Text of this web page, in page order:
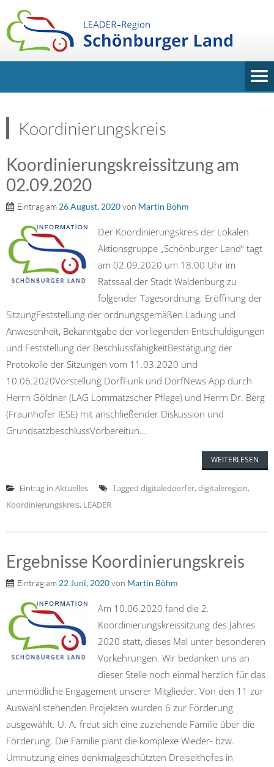
Koordinierungskreis
Koordinierungskreissitzung am
02.09.2020
Eintrag am 26 August, 2020von Martin Böhm
Der Koordinierungskreis der Lokalen
Aktionsgruppe „Schönburger Land“ tagt
am 02.09.2020 um 18.00 Uhr im
Ratssaal der Stadt Waldenburg zu
folgender Tagesordnung: Eröffnung der
SitzungFeststellung der ordnungsgemäßen Ladung und
Anwesenheit, Bekanntgabe der vorliegenden Entschuldigungen
und Feststellung der BeschlussfähigkeitBestätigung der
Protokolle der Sitzungen vom 11.03.2020 und
10.06.2020Vorstellung DorfFunk und DorfNews App durch
Herrn Göldner (LAG Lommatzscher Pflege) und Herrn Dr. Berg
(Fraunhofer IESE) mit anschließender Diskussion und
GrundsatzbeschlussVorbereitun...
WEITERLESEN
Eintrag in Aktuelles Tagged digitaledoerfer, digitaleregion,
Koordinierungskreis, LEADER
Ergebnisse Koordinierungskreis
Eintrag am 22 Juni, 2020von Martin Böhm
Am 10.06.2020 fand die 2.
Koordinierungskreissitzung des Jahres
2020 statt, dieses Mal unter besonderen
Vorkehrungen. Wir bedanken uns an
dieser Stelle noch einmal herzlich für das
unermüdliche Engagement unserer Mitglieder. Von den 11 zur
Auswahl stehenden Projekten wurden 6 zur Förderung
ausgewählt. U. A. freut sich eine zuziehende Familie über die
Förderung. Die Familie plant die komplexe Wieder- bzw.
Umnutzung eines denkmalgeschützten Dreiseithofes in